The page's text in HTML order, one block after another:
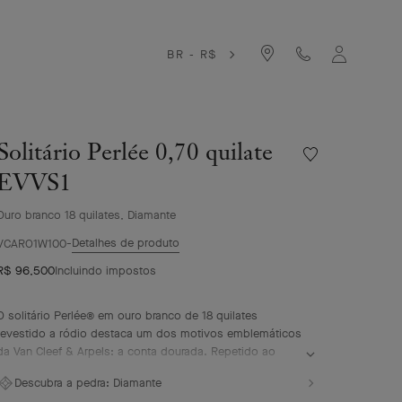
BR - R$
Perlée 0,70 quilate
branco 18 quilates, Diamante
Lista
Detalhes de produto
96,500Incluindo impostos
solitário Perlée® em ouro branco de 18 quilates
a ródio destaca um dos motivos emblemáticos
Van Cleef & Arpels: a conta dourada. Repetido ao
suaves. Um diamante selecionado de acordo com os
Descubra a pedra: Diamante